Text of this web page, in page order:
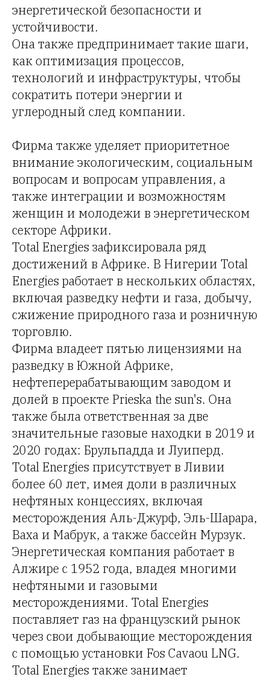
энергетической безопасности и
устойчивости.
Она также предпринимает такие шаги,
как оптимизация процессов,
технологий и инфраструктуры, чтобы
сократить потери энергии и
углеродный след компании.
Фирма также уделяет приоритетное
внимание экологическим, социальным
вопросам и вопросам управления, а
также интеграции и возможностям
женщин и молодежи в энергетическом
секторе Африки.
Total Energies зафиксировала ряд
достижений в Африке. В Нигерии Total
Energies работает в нескольких областях,
включая разведку нефти и газа, добычу,
сжижение природного газа и розничную
торговлю.
Фирма владеет пятью лицензиями на
разведку в Южной Африке,
нефтеперерабатывающим заводом и
долей в проекте Prieska the sun's. Она
также была ответственная за две
значительные газовые находки в 2019 и
2020 годах: Брульпадда и Луиперд.
Total Energies присутствует в Ливии
более 60 лет, имея доли в различных
нефтяных концессиях, включая
месторождения Аль-Джурф, Эль-Шарара,
Ваха и Мабрук, а также бассейн Мурзук.
Энергетическая компания работает в
Алжире с 1952 года, владея многими
нефтяными и газовыми
месторождениями. Total Energies
поставляет газ на французский рынок
через свои добывающие месторождения
с помощью установки Fos Cavaou LNG.
Total Energies также занимает